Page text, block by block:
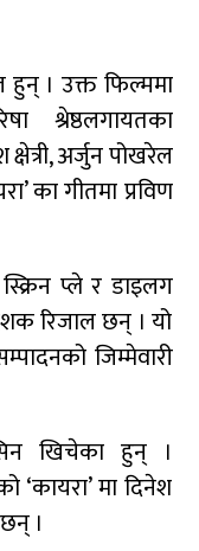
हुन् । उक्त फिल्ममा
श्रेष्ठलगायतका
अर्जुन पोखरेल
का गीतमा प्रविण
प्ले र डाइलग
रिजाल छन् । यो
जिम्मेवारी
खिचेका हुन् ।
‘कायरा’ मा दिनेश
।